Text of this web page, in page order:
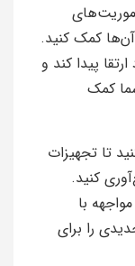
کمک کنید.
پیدا کند و
کمک
تا تجهیزات
کنید.
با
را برای